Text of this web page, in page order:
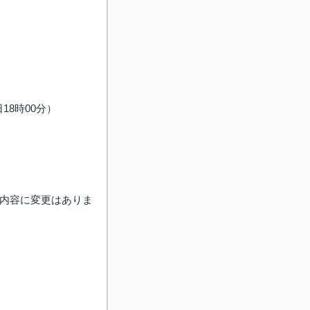
時00分）
容に変更はありま